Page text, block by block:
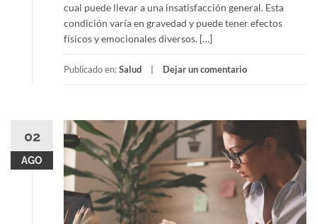
cual puede llevar a una insatisfacción general. Esta
condición varía en gravedad y puede tener efectos
físicos y emocionales diversos. […]
Publicado en:Salud Dejar un comentario
02
AGO